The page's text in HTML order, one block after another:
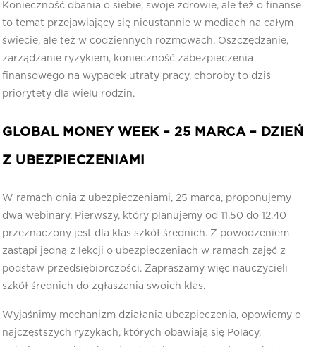
Konieczność dbania o siebie, swoje zdrowie, ale też o finanse
to temat przejawiający się nieustannie w mediach na całym
świecie, ale też w codziennych rozmowach. Oszczędzanie,
zarządzanie ryzykiem, konieczność zabezpieczenia
finansowego na wypadek utraty pracy, choroby to dziś
priorytety dla wielu rodzin.
GLOBAL MONEY WEEK – 25 MARCA – DZIEŃ
Z UBEZPIECZENIAMI
W ramach dnia z ubezpieczeniami, 25 marca, proponujemy
dwa webinary. Pierwszy, który planujemy od 11.50 do 12.40
przeznaczony jest dla klas szkół średnich. Z powodzeniem
zastąpi jedną z lekcji o ubezpieczeniach w ramach zajęć z
podstaw przedsiębiorczości. Zapraszamy więc nauczycieli
szkół średnich do zgłaszania swoich klas.
Wyjaśnimy mechanizm działania ubezpieczenia, opowiemy o
najczęstszych ryzykach, których obawiają się Polacy,